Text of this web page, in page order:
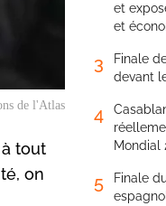
de l'Atlas
tout
on
et
et
3
Finale
devant
4
Mondial
5
Finale